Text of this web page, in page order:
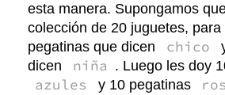
esta manera. Supongamos
colección de 20 juguetes,
pegatinas que dicen
chico
dicen
niña . Luego les doy
azules y 10 pegatinas